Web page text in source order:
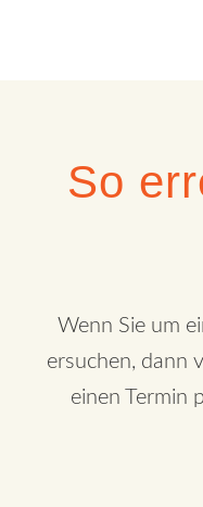
So
Wenn Sie um
ersuchen, dann
einen Termin